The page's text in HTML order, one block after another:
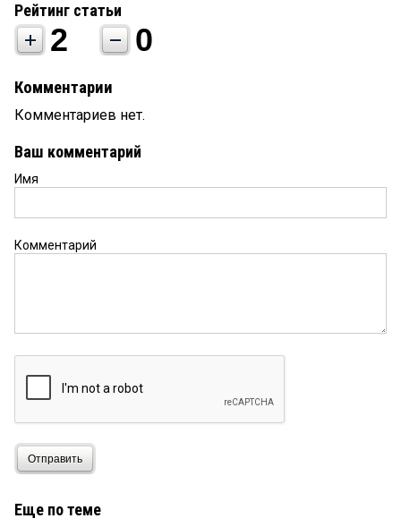
Рейтинг статьи
2 0
Комментарии
Комментариев нет.
Ваш комментарий
Имя
Комментарий
Отправить
Еще по теме